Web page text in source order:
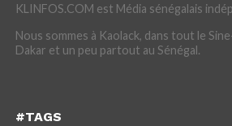
KLINFOS.COM est Média sénégalais
Nous sommes à Kaolack, dans tout le
Dakar et un peu partout au Sénégal.
#TAGS